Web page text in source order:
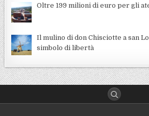
Oltre 199 milioni di euro per gli
Il mulino di don Chisciotte a san
simbolo di libertà